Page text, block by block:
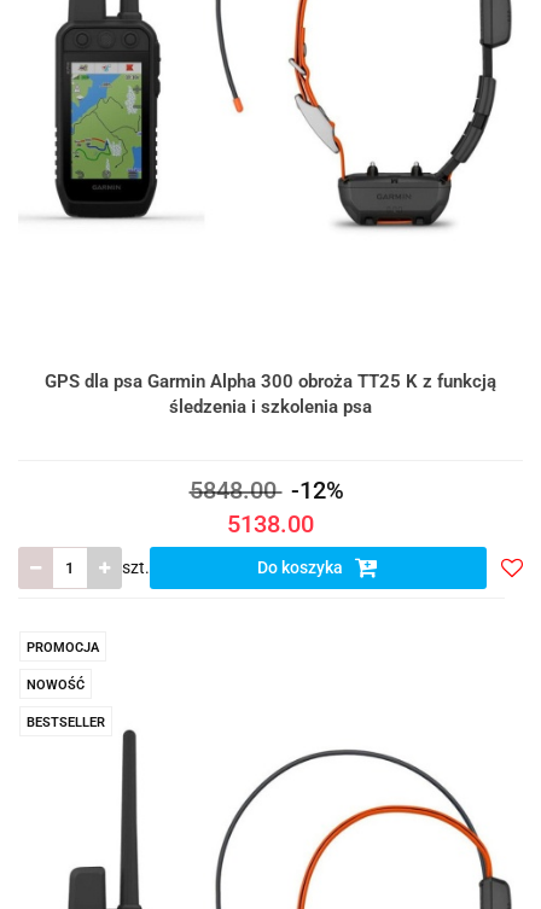
GPS dla psa Garmin Alpha 300 obroża TT25 K z funkcją
śledzenia i szkolenia psa
5848.00 -12%
5138.00
szt. Do koszyka
PROMOCJA
NOWOŚĆ
BESTSELLER